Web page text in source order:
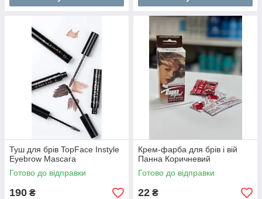
Туш для брів TopFace Instyle
Eyebrow Mascara
Готово до відправки
190 ₴
Крем-фарба для брів і вій
Панна Коричневий
Готово до відправки
22 ₴